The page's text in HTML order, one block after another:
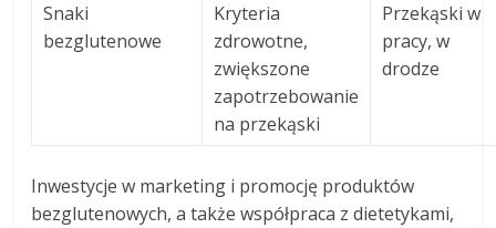
Snaki
bezglutenowe
Kryteria
zdrowotne,
zwiększone
zapotrzebowanie
na przekąski
Przekąski w
pracy, w
drodze
Inwestycje w marketing i promocję produktów
bezglutenowych, a także współpraca z dietetykami,